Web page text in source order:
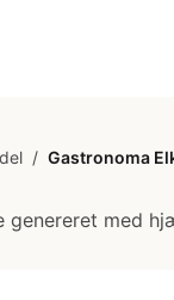
/ Gastronoma
genereret med